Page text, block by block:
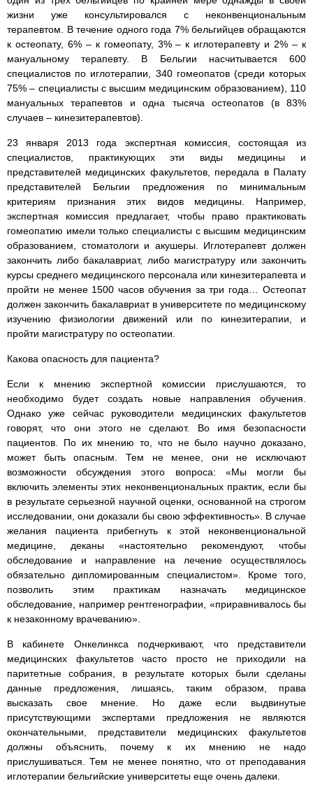
жизни уже консультировался с неконвенциональным
терапевтом. В течение одного года 7% бельгийцев обращаются
к остеопату, 6% – к гомеопату, 3% – к иглотерапевту и 2% – к
мануальному терапевту. В Бельгии насчитывается 600
специалистов по иглотерапии, 340 гомеопатов (среди которых
75% – специалисты с высшим медицинским образованием), 110
мануальных терапевтов и одна тысяча остеопатов (в 83%
случаев – кинезитерапевтов).
23 января 2013 года экспертная комиссия, состоящая из
специалистов, практикующих эти виды медицины и
представителей медицинских факультетов, передала в Палату
представителей Бельгии предложения по минимальным
критериям признания этих видов медицины. Например,
экспертная комиссия предлагает, чтобы право практиковать
гомеопатию имели только специалисты с высшим медицинским
образованием, стоматологи и акушеры. Иглотерапевт должен
закончить либо бакалавриат, либо магистратуру или закончить
курсы среднего медицинского персонала или кинезитерапевта и
пройти не менее 1500 часов обучения за три года… Остеопат
должен закончить бакалавриат в университете по медицинскому
изучению физиологии движений или по кинезитерапии, и
пройти магистратуру по остеопатии.
Какова опасность для пациента?
Если к мнению экспертной комиссии прислушаются, то
необходимо будет создать новые направления обучения.
Однако уже сейчас руководители медицинских факультетов
говорят, что они этого не сделают. Во имя безопасности
пациентов. По их мнению то, что не было научно доказано,
может быть опасным. Тем не менее, они не исключают
возможности обсуждения этого вопроса: «Мы могли бы
включить элементы этих неконвенциональных практик, если бы
в результате серьезной научной оценки, основанной на строгом
исследовании, они доказали бы свою эффективность». В случае
желания пациента прибегнуть к этой неконвенциональной
медицине, деканы «настоятельно рекомендуют, чтобы
обследование и направление на лечение осуществлялось
обязательно дипломированным специалистом». Кроме того,
позволить этим практикам назначать медицинское
обследование, например рентгенографии, «приравнивалось бы
к незаконному врачеванию».
В кабинете Онкелинкса подчеркивают, что представители
медицинских факультетов часто просто не приходили на
паритетные собрания, в результате которых были сделаны
данные предложения, лишаясь, таким образом, права
высказать свое мнение. Но даже если выдвинутые
присутствующими экспертами предложения не являются
окончательными, представители медицинских факультетов
должны объяснить, почему к их мнению не надо
прислушиваться. Тем не менее понятно, что от преподавания
иглотерапии бельгийские университеты еще очень далеки.